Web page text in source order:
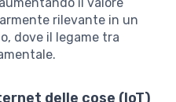
rilevante in un
dove il legame tra
delle cose (IoT)